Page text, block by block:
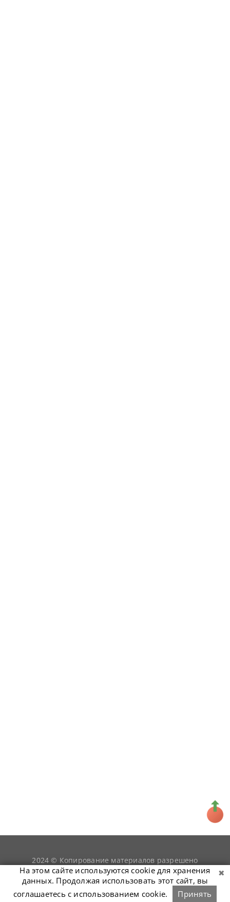
2024 © Копирование материалов разрешено
только при условии гиперссылки наsnookerist.ru
На этом сайте используются cookie для хранения
данных. Продолжая использовать этот сайт, вы
соглашаетесь с использованием cookie.
Принять